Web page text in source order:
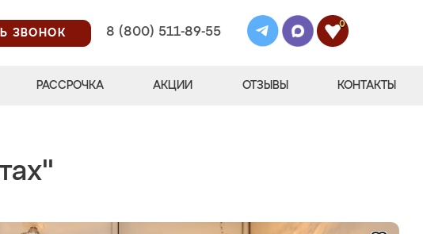
ЗВОНОК
8 (800) 511-89-55
0
РАССРОЧКА АКЦИИ ОТЗЫВЫ КОНТАКТЫ